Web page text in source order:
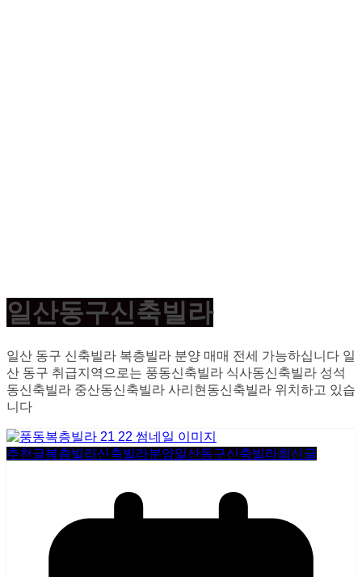
일산동구신축빌라
일산 동구 신축빌라 복층빌라 분양 매매 전세 가능하십니다 일
산 동구 취급지역으로는 풍동신축빌라 식사동신축빌라 성석
동신축빌라 중산동신축빌라 사리현동신축빌라 위치하고 있습
니다
추천글복층빌라신축빌라분양일산동구신축빌라최신글